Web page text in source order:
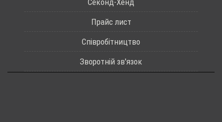
Секонд-Хенд
Прайс лист
Співробітництво
Зворотній зв'язок